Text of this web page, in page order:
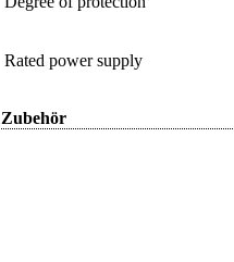
Rated power supply
Zubehör